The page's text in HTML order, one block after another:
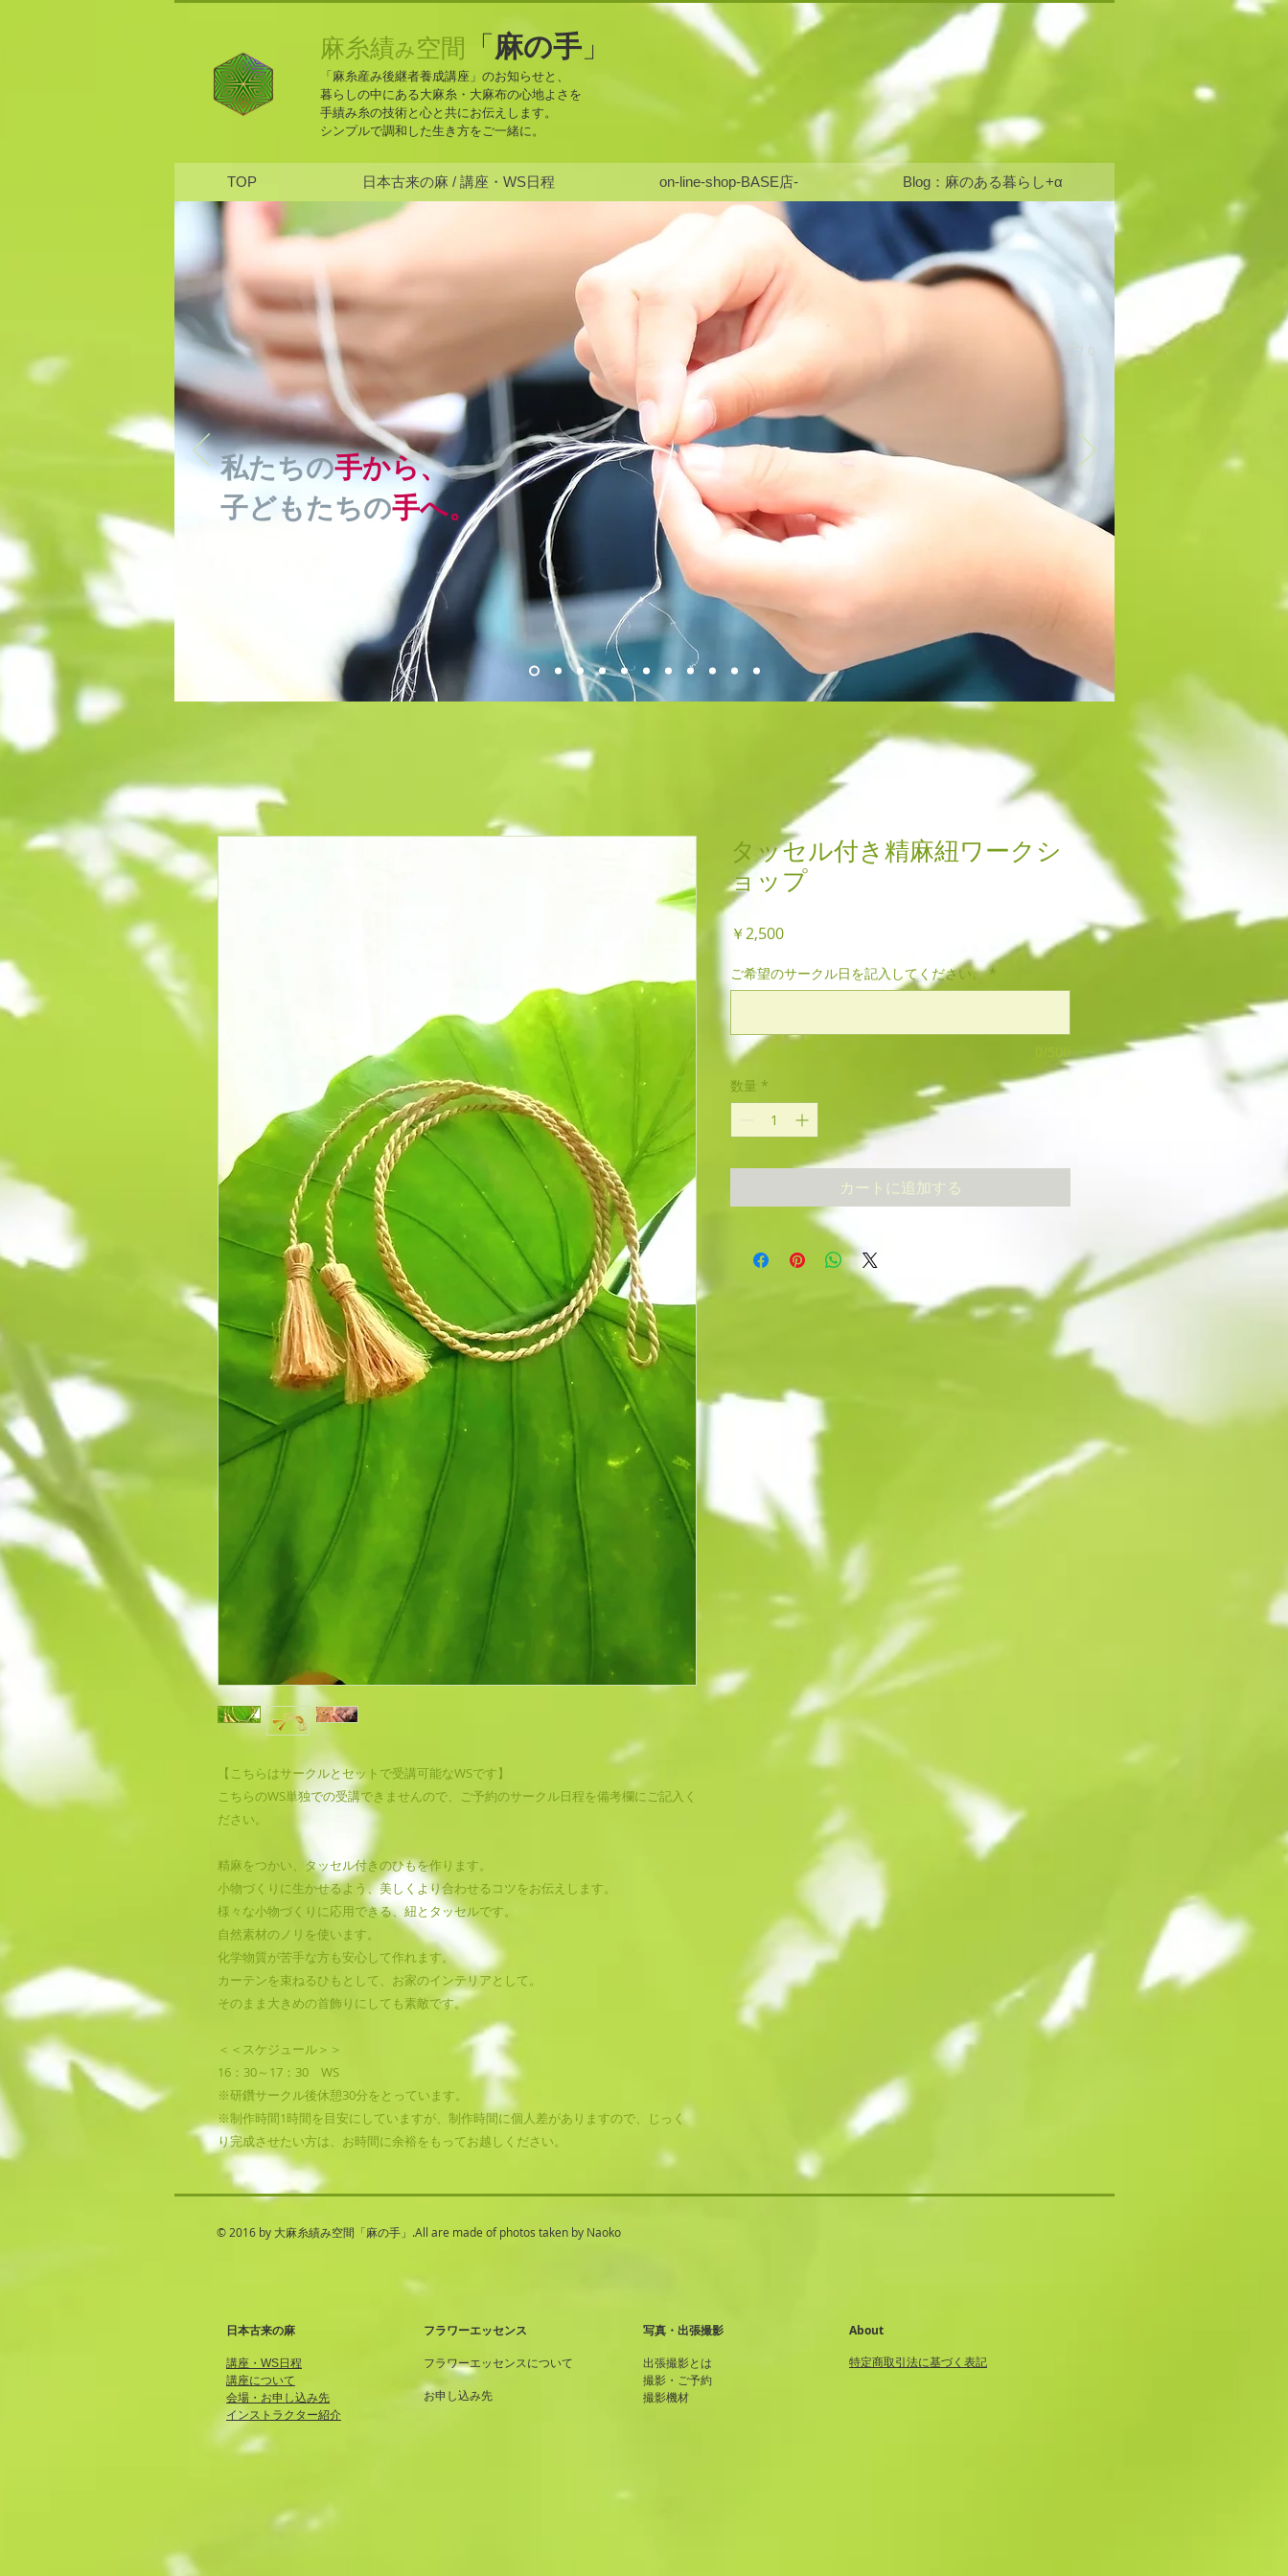
麻糸績み空間 「麻の手 」
「麻糸産み後継者養成講座」のお知らせと、
暮らしの中にある大麻糸・大麻布の心地よさを
手績み糸の技術と心と共にお伝えします。
​シンプルで調和した生き方をご一緒に。
TOP 日本古来の麻 / 講座・WS日程 on-line-shop-BASE店- Blog：麻のある暮らし+α
ログイン
私たちの手から、
子どもたちの手へ。
0
【こちらはサークルとセットで受講可能なWSです】
こちらのWS単独での受講できませんので、ご予約のサークル日程を備考欄にご記入く
ださい。
精麻をつかい、タッセル付きのひもを作ります。
小物づくりに生かせるよう、美しくより合わせるコツをお伝えします。
様々な小物づくりに応用できる、紐とタッセルです。
自然素材のノリを使います。
化学物質が苦手な方も安心して作れます。
カーテンを束ねるひもとして、お家のインテリアとして。
そのまま大きめの首飾りにしても素敵です。
＜＜スケジュール＞＞
16：30～17：30 WS
※研鑽サークル後休憩30分をとっています。
※制作時間1時間を目安にしていますが、制作時間に個人差がありますので、じっく
り完成させたい方は、お時間に余裕をもってお越しください。
タッセル付き精麻紐ワークシ
ョップ
￥2,500価
ご希望のサークル日を記入してください。 *
0/500
数量 *
カートに追加する
© 2016 by 大麻糸績み空間「麻の手」.All are made of photos taken by Naoko
日本古来の麻
講座・WS日程
講座について
会場・お申し込み先
インストラクター紹介
フラワーエッセンス
フラワーエッセンスについて
お申し込み先
写真・出張撮影
出張撮影とは
撮影・ご予約
​撮影機材
​About
特定商取引法に基づく表記